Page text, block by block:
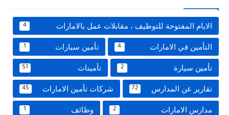
الايام المفتوحة للتوظيف ، مقابلات عمل بالامارات 4
التأمين في الامارات 4 تأمين سيارات 1
تأمين سيارة 2 تأمينات 51
تقارير عن المدارس 72 شركات تأمين الامارات 45
مدارس الامارات 2 وظائف 1